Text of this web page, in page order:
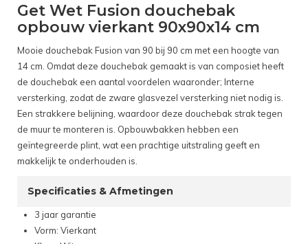
Get Wet Fusion douchebak
opbouw vierkant 90x90x14 cm
Mooie douchebak Fusion van 90 bij 90 cm met een hoogte van
14 cm. Omdat deze douchebak gemaakt is van composiet heeft
de douchebak een aantal voordelen waaronder; Interne
versterking, zodat de zware glasvezel versterking niet nodig is.
Een strakkere belijning, waardoor deze douchebak strak tegen
de muur te monteren is. Opbouwbakken hebben een
geïntegreerde plint, wat een prachtige uitstraling geeft en
makkelijk te onderhouden is.
Specificaties & Afmetingen
3 jaar garantie
Vorm: Vierkant